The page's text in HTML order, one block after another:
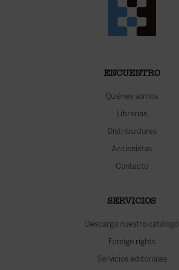
ENCUENTRO
Quiénes somos
Librerías
Distribuidores
Accionistas
Contacto
SERVICIOS
Descarga nuestro catálogo
Foreign rights
Servicios editoriales